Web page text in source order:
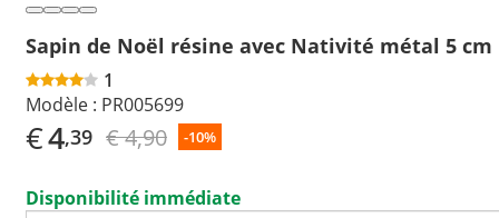
Sapin de Noël résine avec Nativité métal 5 cm
1
Modèle : PR005699
€4,39 € 4,90 -10%
Disponibilité immédiate